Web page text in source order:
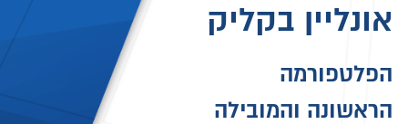
אונליין בקליק
הפלטפורמה
הראשונה והמובילה